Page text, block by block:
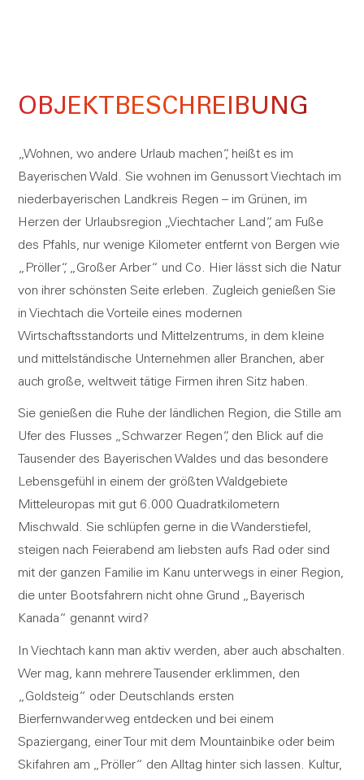
OBJEKT­BESCHREIBUNG
„Wohnen, wo andere Urlaub machen“, heißt es im
Bayerischen Wald. Sie wohnen im Genussort Viechtach im
niederbayerischen Landkreis Regen – im Grünen, im
Herzen der Urlaubsregion „Viechtacher Land“, am Fuße
des Pfahls, nur wenige Kilometer entfernt von Bergen wie
„Pröller“, „Großer Arber“ und Co. Hier lässt sich die Natur
von ihrer schönsten Seite erleben. Zugleich genießen Sie
in Viechtach die Vorteile eines modernen
Wirtschaftsstandorts und Mittelzentrums, in dem kleine
und mittelständische Unternehmen aller Branchen, aber
auch große, weltweit tätige Firmen ihren Sitz haben.
Sie genießen die Ruhe der ländlichen Region, die Stille am
Ufer des Flusses „Schwarzer Regen“, den Blick auf die
Tausender des Bayerischen Waldes und das besondere
Lebensgefühl in einem der größten Waldgebiete
Mitteleuropas mit gut 6.000 Quadratkilometern
Mischwald. Sie schlüpfen gerne in die Wanderstiefel,
steigen nach Feierabend am liebsten aufs Rad oder sind
mit der ganzen Familie im Kanu unterwegs in einer Region,
die unter Bootsfahrern nicht ohne Grund „Bayerisch
Kanada“ genannt wird?
In Viechtach kann man aktiv werden, aber auch abschalten.
Wer mag, kann mehrere Tausender erklimmen, den
„Goldsteig“ oder Deutschlands ersten
Bierfernwanderweg entdecken und bei einem
Spaziergang, einer Tour mit dem Mountainbike oder beim
Skifahren am „Pröller“ den Alltag hinter sich lassen. Kultur,